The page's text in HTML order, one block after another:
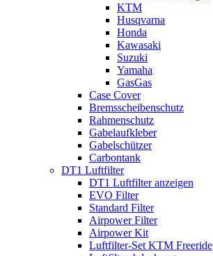
KTM
Husqvarna
Honda
Kawasaki
Suzuki
Yamaha
GasGas
Case Cover
Bremsscheibenschutz
Rahmenschutz
Gabelaufkleber
Gabelschützer
Carbontank
DT1 Luftfilter
DT1 Luftfilter anzeigen
EVO Filter
Standard Filter
Airpower Filter
Airpower Kit
Luftfilter-Set KTM Freeride